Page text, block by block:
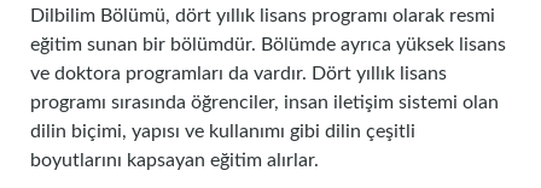
Dilbilim Bölümü, dört yıllık lisans programı olarak resmi
eğitim sunan bir bölümdür. Bölümde ayrıca yüksek lisans
ve doktora programları da vardır. Dört yıllık lisans
programı sırasında öğrenciler, insan iletişim sistemi olan
dilin biçimi, yapısı ve kullanımı gibi dilin çeşitli
boyutlarını kapsayan eğitim alırlar.